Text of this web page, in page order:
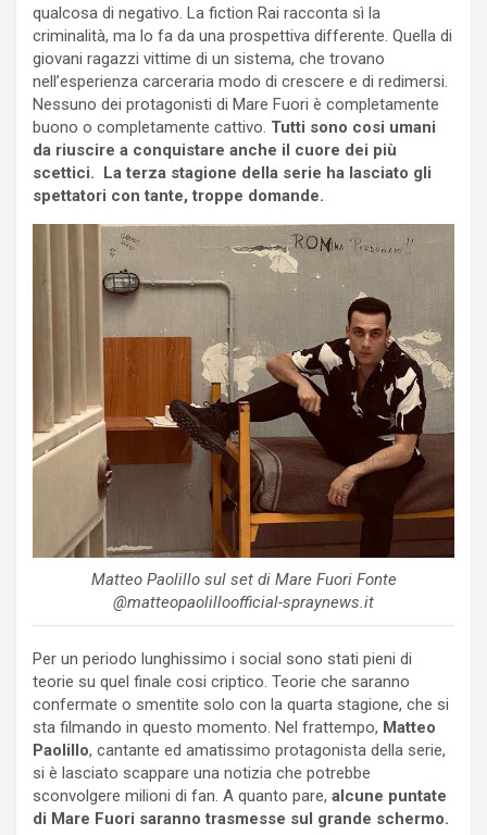
qualcosa di negativo. La fiction Rai racconta sì la
criminalità, ma lo fa da una prospettiva differente. Quella di
giovani ragazzi vittime di un sistema, che trovano
nell’esperienza carceraria modo di crescere e di redimersi.
Nessuno dei protagonisti di Mare Fuori è completamente
buono o completamente cattivo. Tutti sono cosi umani
da riuscire a conquistare anche il cuore dei più
scettici. La terza stagione della serie ha lasciato gli
spettatori con tante, troppe domande.
Matteo Paolillo sul set di Mare Fuori Fonte
@matteopaolilloofficial-spraynews.it
Per un periodo lunghissimo i social sono stati pieni di
teorie su quel finale cosi criptico. Teorie che saranno
confermate o smentite solo con la quarta stagione, che si
sta filmando in questo momento. Nel frattempo, Matteo
Paolillo, cantante ed amatissimo protagonista della serie,
si è lasciato scappare una notizia che potrebbe
sconvolgere milioni di fan. A quanto pare, alcune puntate
di Mare Fuori saranno trasmesse sul grande schermo.